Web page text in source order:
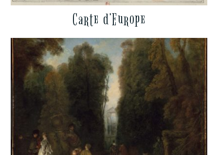
Carte d’Europe